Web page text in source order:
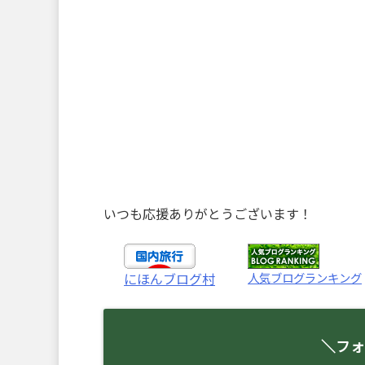
いつも応援ありがとうございます！
にほんブログ村 人気ブログランキング
＼フ